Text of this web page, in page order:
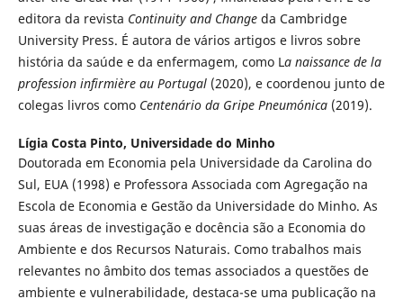
editora da revista Continuity and Changeda Cambridge
University Press. É autora de vários artigos e livros sobre
história da saúde e da enfermagem, como La naissance de la
profession infirmière au Portugal(2020), e coordenou junto de
colegas livros comoCentenário da Gripe Pneumónica(2019).
Lígia Costa Pinto, Universidade do Minho
Doutorada em Economia pela Universidade da Carolina do
Sul, EUA (1998) e Professora Associada com Agregação na
Escola de Economia e Gestão da Universidade do Minho. As
suas áreas de investigação e docência são a Economia do
Ambiente e dos Recursos Naturais. Como trabalhos mais
relevantes no âmbito dos temas associados a questões de
ambiente e vulnerabilidade, destaca-se uma publicação na